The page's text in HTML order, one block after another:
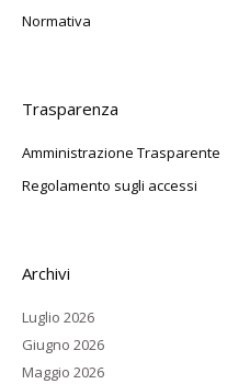
Normativa
Trasparenza
Amministrazione Trasparente
Regolamento sugli accessi
Archivi
Luglio 2026
Giugno 2026
Maggio 2026